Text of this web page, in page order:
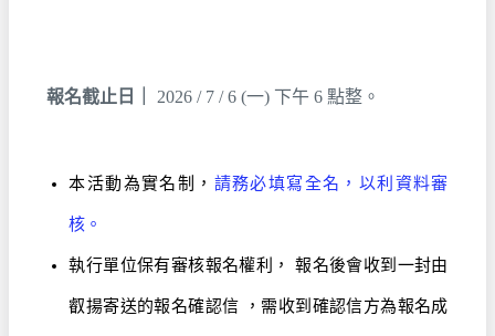
報名截止日｜ 2026 / 7 / 6 (一) 下午 6 點整。
本活動為實名制， 請務必填寫全名，以利資料審
核。
執行單位保有審核報名權利， 報名後會收到一封由
叡揚寄送的報名確認信 ，需收到確認信方為報名成